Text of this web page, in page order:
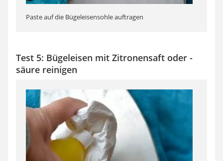
Paste auf die Bügeleisensohle auftragen
Test 5: Bügeleisen mit Zitronensaft oder -
säure reinigen